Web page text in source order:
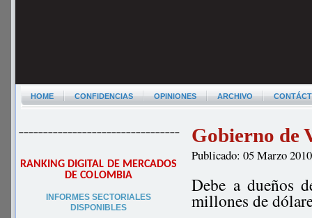
HOME CONFIDENCIAS OPINIONES ARCHIVO
–––––––––––––––––––––––––––––––––
RANKING DIGITAL DE MERCADOS
DE COLOMBIA
INFORMES SECTORIALES
DISPONIBLES
Gobierno de
Publicado: 05 Marzo 2010
Debe a dueños
millones de